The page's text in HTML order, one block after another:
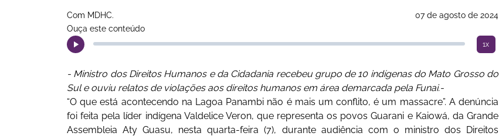
Com MDHC.
07 de agosto de 2024
Ouça este conteúdo
1x
- Ministro dos Direitos Humanos e da Cidadania recebeu grupo de 10 indígenas do Mato Grosso do
Sul e ouviu relatos de violações aos direitos humanos em área demarcada pela Funai.-
“O que está acontecendo na Lagoa Panambi não é mais um conflito, é um massacre”. A denúncia
foi feita pela líder indígena Valdelice Veron, que representa os povos Guarani e Kaiowá, da Grande
Assembleia Aty Guasu, nesta quarta-feira (7), durante audiência com o ministro dos Direitos